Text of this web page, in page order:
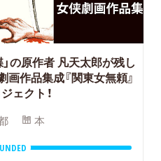
」の原作者 凡天太郎が残し
作品集成『関東女無頼』
ェクト！
本